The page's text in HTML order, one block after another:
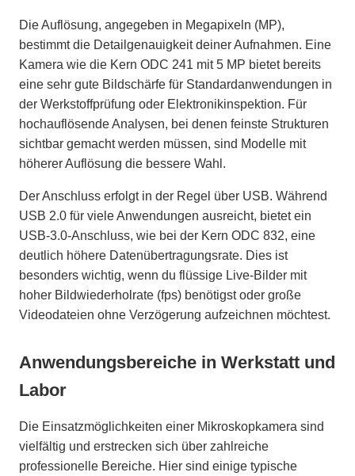
Die Auflösung, angegeben in Megapixeln (MP),
bestimmt die Detailgenauigkeit deiner Aufnahmen. Eine
Kamera wie die Kern ODC 241 mit 5 MP bietet bereits
eine sehr gute Bildschärfe für Standardanwendungen in
der Werkstoffprüfung oder Elektronikinspektion. Für
hochauflösende Analysen, bei denen feinste Strukturen
sichtbar gemacht werden müssen, sind Modelle mit
höherer Auflösung die bessere Wahl.
Der Anschluss erfolgt in der Regel über USB. Während
USB 2.0 für viele Anwendungen ausreicht, bietet ein
USB-3.0-Anschluss, wie bei der Kern ODC 832, eine
deutlich höhere Datenübertragungsrate. Dies ist
besonders wichtig, wenn du flüssige Live-Bilder mit
hoher Bildwiederholrate (fps) benötigst oder große
Videodateien ohne Verzögerung aufzeichnen möchtest.
Anwendungsbereiche in Werkstatt und
Labor
Die Einsatzmöglichkeiten einer Mikroskopkamera sind
vielfältig und erstrecken sich über zahlreiche
professionelle Bereiche. Hier sind einige typische